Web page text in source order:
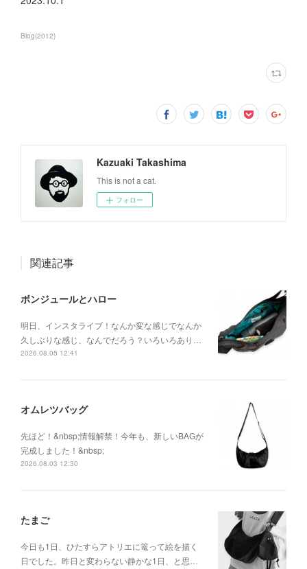
Blog(2012)
Kazuaki Takashima
This is not a cat.
フォロー
関連記事
ボンジュールとハロー
明日、インスタライブ！なんか変な感じでなんか
久しぶりな感じ、なんでだろう？いろいろあり…
2026.08.05 12:41
オムレツバッグ
先ほど！&nbsp;情報解禁！今年も、新しいBAGが
完成しました！&nbsp;
2026.08.03 12:30
たまご
今日も1日、ひたすらアトリエに篭って絵を描く
日でした。昨日と変わらない静かな1日、と思…